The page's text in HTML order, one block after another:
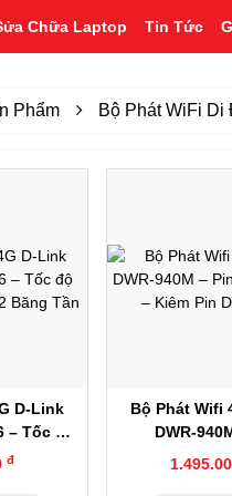
Chữa Laptop Tin Tức
Phẩm Bộ Phát WiFi Di
D-Link
– Tốc Độ
2 Băng
đ
Bộ Phát Wifi
DWR-
10.000mAh –
Xem